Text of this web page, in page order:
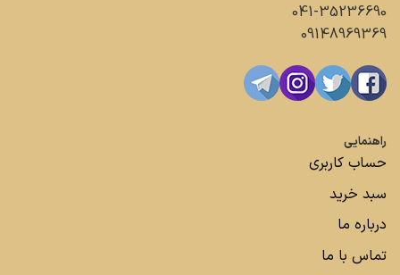
041-35236690
09148969369
راهنمایی
حساب کاربری
سبد خرید
درباره ما
تماس با ما